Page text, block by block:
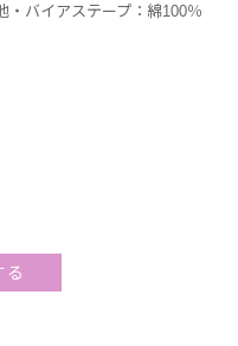
バイアステープ：綿100％
る